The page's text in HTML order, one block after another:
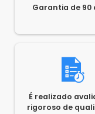
Olá Jose,
Nossos
produto
os
Garantia de 90
É realizado
rigoroso de